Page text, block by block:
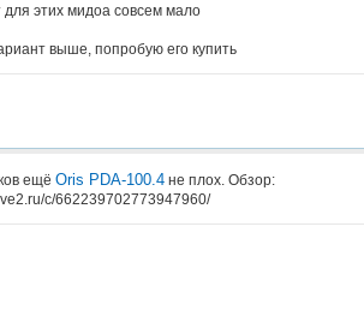
для этих мидоа совсем мало
выше, попробую его купить
ещё Oris PDA-100.4не плох. Обзор:
c/662239702773947960/